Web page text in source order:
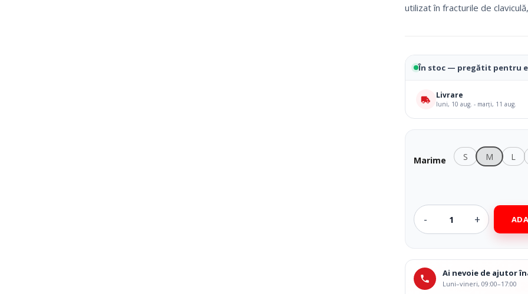
utilizat în fracturile de
În stoc — pregătit pentru
Livrare
luni, 10 aug. - marți, 11 aug.
Marime S M L
Ai nevoie de ajutor
Luni–vineri, 09:00–17:00